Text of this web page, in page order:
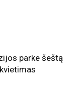
parke šeštą